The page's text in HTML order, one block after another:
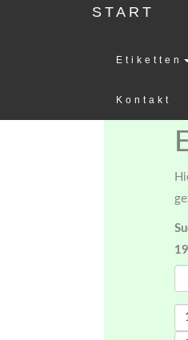
START
Etiketten
Kontakt